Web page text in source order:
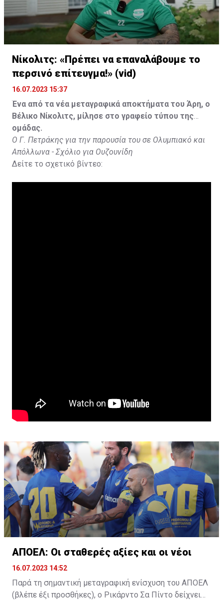
Νίκολιτς: «Πρέπει να επαναλάβουμε το
περσινό επίτευγμα!» (vid)
16.07.2023 15:37
Ένα από τα νέα μεταγραφικά αποκτήματα του Άρη, ο
Βέλικο Νίκολιτς, μίλησε στο γραφείο τύπου της
ομάδας.
Ο Γ. Πετράκης για την παρουσία του σε Ολυμπιακό και
Απόλλωνα - Σχόλιο για Ουζουνίδη
Δείτε το σχετικό βίντεο:
ΑΠΟΕΛ: Οι σταθερές αξίες και οι νέοι
16.07.2023 14:52
Παρά τη σημαντική μεταγραφική ενίσχυση του ΑΠΟΕΛ
(βλέπε έξι προσθήκες), ο Ρικάρντο Σα Πίντο δείχνει